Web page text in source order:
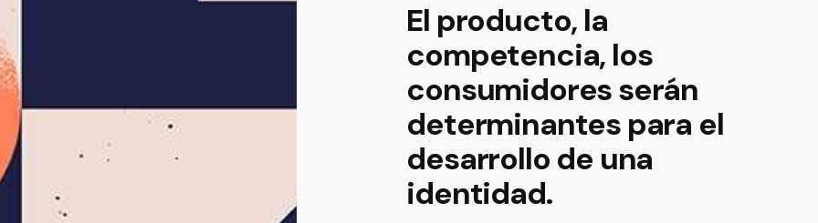
El producto, la
competencia, los
consumidores serán
determinantes para el
desarrollo de una
identidad.